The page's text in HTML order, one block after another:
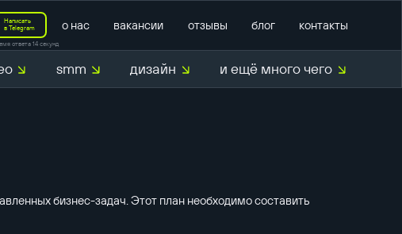
Написать
в Telegram
ответа 14 секунд
о нас вакансии отзывы блог контакты
smm дизайн и ещё много чего
CJMбизнес-задач. Этот план необходимо составить